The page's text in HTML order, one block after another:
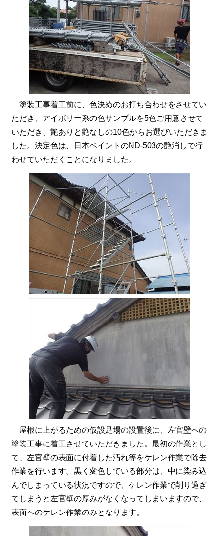
塗装工事着工前に、色決めのお打ち合わせをさせてい
ただき、アイボリー系の色サンプルを5色ご用意させて
いただき、艶ありと艶なしの10色からお選びいただきま
した。決定色は、日本ペイントのND-503の艶消しで行
わせていただくことになりました。
屋根に上がるための仮設足場の設置後に、左官壁への
塗装工事に着工させていただきました。最初の作業とし
て、左官壁の表面に付着した汚れ等をケレン作業で除去
作業を行います。黒く変色している部分は、中に染み込
んでしまっている状況ですので、ケレン作業で削り過ぎ
てしまうと左官壁の厚みがなくなってしまいますので、
表面へのケレン作業のみとなります。